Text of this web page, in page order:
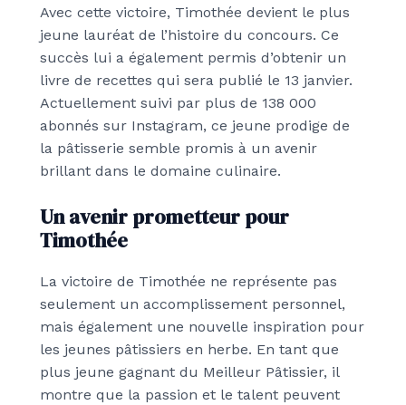
Avec cette victoire, Timothée devient le plus
jeune lauréat de l’histoire du concours. Ce
succès lui a également permis d’obtenir un
livre de recettes qui sera publié le 13 janvier.
Actuellement suivi par plus de 138 000
abonnés sur Instagram, ce jeune prodige de
la pâtisserie semble promis à un avenir
brillant dans le domaine culinaire.
Un avenir prometteur pour
Timothée
La victoire de Timothée ne représente pas
seulement un accomplissement personnel,
mais également une nouvelle inspiration pour
les jeunes pâtissiers en herbe. En tant que
plus jeune gagnant du Meilleur Pâtissier, il
montre que la passion et le talent peuvent